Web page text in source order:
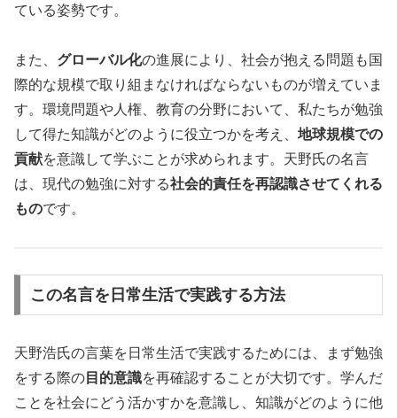
ている姿勢です。
また、 グローバル化の進展により、社会が抱える問題も国
際的な規模で取り組まなければならないものが増えていま
す。環境問題や人権、教育の分野において、私たちが勉強
して得た知識がどのように役立つかを考え、 地球規模での
貢献を意識して学ぶことが求められます。天野氏の名言
は、現代の勉強に対する社会的責任を再認識させてくれる
ものです。
この名言を日常生活で実践する方法
天野浩氏の言葉を日常生活で実践するためには、まず勉強
をする際の 目的意識を再確認することが大切です。学んだ
ことを社会にどう活かすかを意識し、知識がどのように他